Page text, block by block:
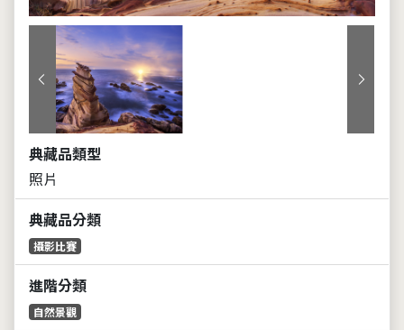
上一張 下一張
典藏品類型
照片
典藏品分類
攝影比賽
進階分類
自然景觀